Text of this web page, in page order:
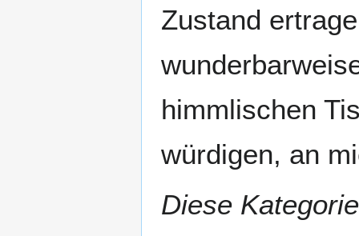
Zustand
himmlischen
würdigen, an
Diese